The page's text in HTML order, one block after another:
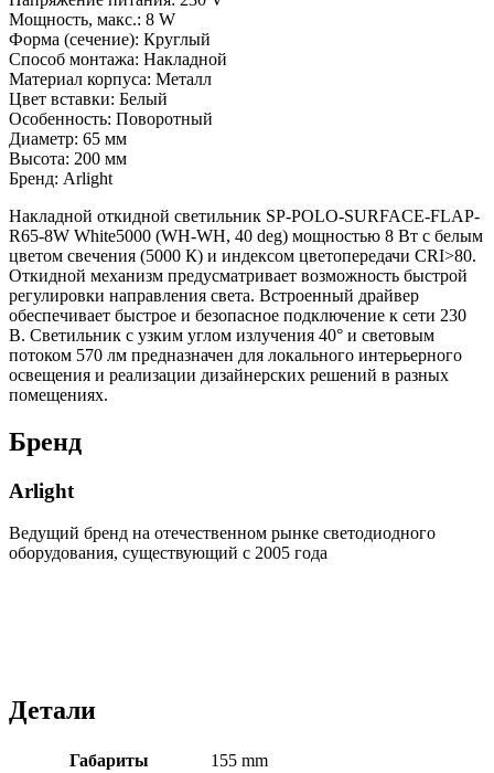
Мощность, макс.: 8 W
Форма (сечение): Круглый
Способ монтажа: Накладной
Материал корпуса: Металл
Цвет вставки: Белый
Особенность: Поворотный
Диаметр: 65 мм
Высота: 200 мм
Бренд: Arlight
Накладной откидной светильник SP-POLO-SURFACE-FLAP-
R65-8W White5000 (WH-WH, 40 deg) мощностью 8 Вт с белым
цветом свечения (5000 К) и индексом цветопередачи CRI>80.
Откидной механизм предусматривает возможность быстрой
регулировки направления света. Встроенный драйвер
обеспечивает быстрое и безопасное подключение к сети 230
В. Светильник с узким углом излучения 40° и световым
потоком 570 лм предназначен для локального интерьерного
освещения и реализации дизайнерских решений в разных
помещениях.
Бренд
Arlight
Ведущий бренд на отечественном рынке светодиодного
оборудования, существующий с 2005 года
Детали
Габариты 155 mm